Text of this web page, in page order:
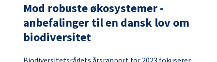
Mod robuste økosystemer -
anbefalinger til en dansk lov om
biodiversitet